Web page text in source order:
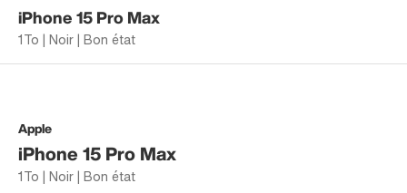
iPhone 15 Pro Max
1To | Noir | Bon état
Apple
iPhone 15 Pro Max
1To | Noir | Bon état